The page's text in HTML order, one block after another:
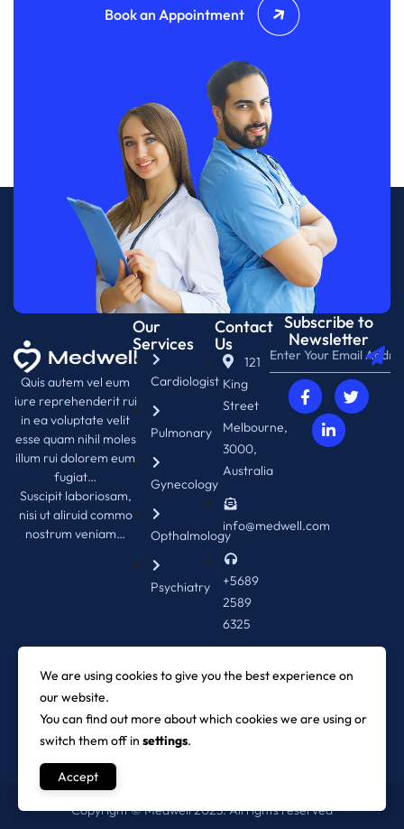
Book an Appointment
Quis autem vel eum
iure reprehenderit rui
in ea voluptate velit
esse quam nihil moles
illum rui dolorem eum
fugiat…
Suscipit laboriosam,
nisi ut aliruid commo
nostrum veniam…
Our
Services
Cardiologist
Pulmonary
Gynecology
Opthalmology
Psychiatry
Contact
Us
121
King
Street
Melbourne,
3000,
Australia
info@medwell.com
+5689
2589
6325
202-
0153
Subscribe to
Newsletter
Copyright © Medwell 2023. All rights reserved
We are using cookies to give you the best experience on
our website.
You can find out more about which cookies we are using or
switch them off in settings.
Accept